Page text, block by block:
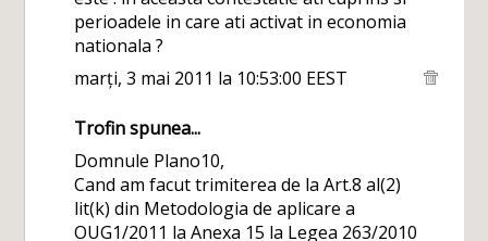
perioadele in care ati activat in economia
nationala ?
marți, 3 mai 2011 la 10:53:00 EEST
Trofinspunea...
Domnule Plano10,
Cand am facut trimiterea de la Art.8 al(2)
lit(k) din Metodologia de aplicare a
OUG1/2011 la Anexa 15 la Legea 263/2010